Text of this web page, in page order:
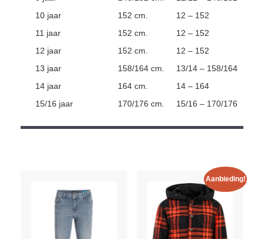
10 jaar
152 cm.
12 – 152
11 jaar
152 cm.
12 – 152
12 jaar
152 cm.
12 – 152
13 jaar
158/164 cm.
13/14 – 158/164
14 jaar
164 cm.
14 – 164
15/16 jaar
170/176 cm. 15/16 – 170/176
Aanbieding!